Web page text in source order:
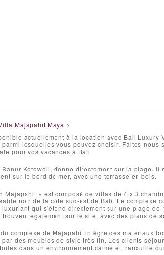
Majapahit Maya >
actuellement à la location avec Bali Luxury
lesquelles vous pouvez choisir. Faites-nous
pour vos vacances à Bali.
Ketewell, donne directement sur la plage.
sur le bord de mer, avec une terrasse en bois.
Majapahit » est composé de villas de 4 x 3
noir de la côte sud-est de Bali. Le complexe
qui s'étend directement sur une plage de
également sur le site, avec des plans de
complexe de Majapahit intègre des matériaux
des meubles de style très fin. Les clients
dans un environnement calme et tranquille